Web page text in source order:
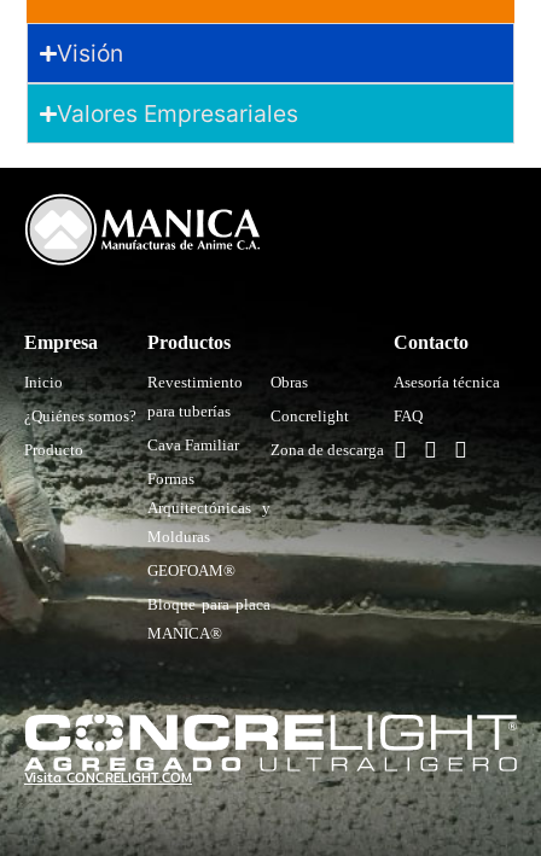
Visión
Valores Empresariales
Empresa
Inicio
¿Quiénes somos?
Producto
Productos
Revestimiento
para tuberías
Cava Familiar
Formas
Arquitectónicas y
Molduras
GEOFOAM®
Bloque para placa
MANICA®
Obras
Concrelight
Zona de descarga
Contacto
Asesoría técnica
FAQ
Visita CONCRELIGHT.COM